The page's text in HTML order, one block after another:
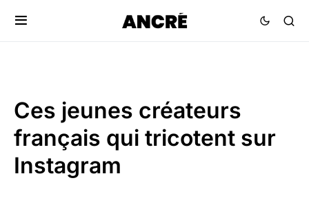
Ces jeunes créateurs
français qui tricotent sur
Instagram